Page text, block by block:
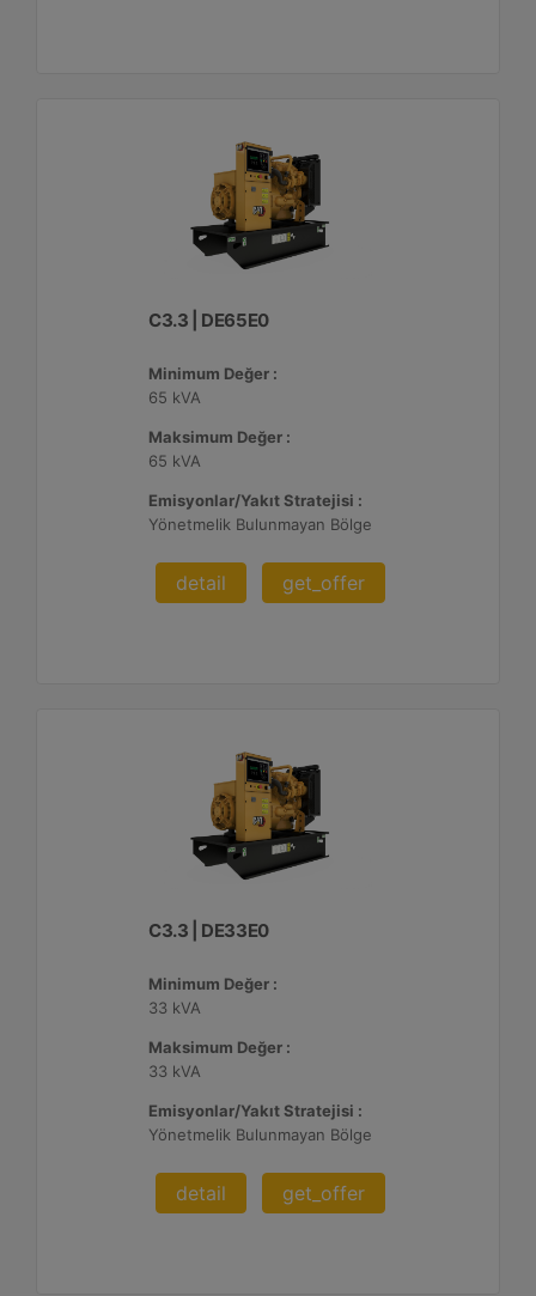
C3.3 | DE65E0
Minimum Değer :
65 kVA
Maksimum Değer :
65 kVA
Emisyonlar/Yakıt Stratejisi :
Yönetmelik Bulunmayan Bölge
detail get_offer
C3.3 | DE33E0
Minimum Değer :
33 kVA
Maksimum Değer :
33 kVA
Emisyonlar/Yakıt Stratejisi :
Yönetmelik Bulunmayan Bölge
detail get_offer